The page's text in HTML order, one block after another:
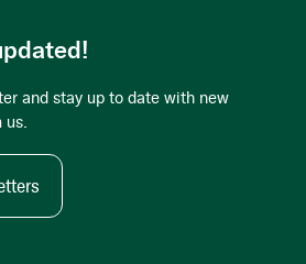
and stay up to date with new
us.